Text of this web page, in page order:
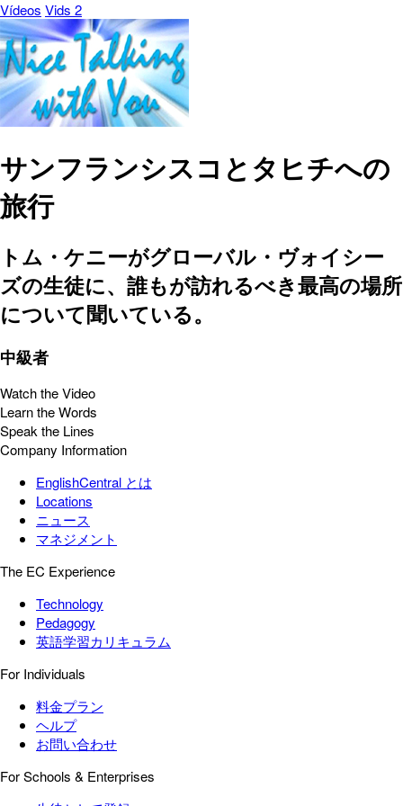
Vídeos Vids 2
サンフランシスコとタヒチへの
旅行
トム・ケニーがグローバル・ヴォイシー
ズの生徒に、誰もが訪れるべき最高の場所
について聞いている。
中級者
Watch the Video
Learn the Words
Speak the Lines
Company Information
EnglishCentral とは
Locations
ニュース
マネジメント
The EC Experience
Technology
Pedagogy
英語学習カリキュラム
For Individuals
料金プラン
ヘルプ
お問い合わせ
For Schools & Enterprises